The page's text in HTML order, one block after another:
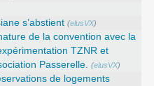
s’abstient (elusVX)
de la convention avec la
TZNR et
Passerelle.
(elusVX)
de logements